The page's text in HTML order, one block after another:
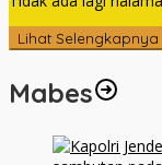
Lihat Selengkapnya
Mabes